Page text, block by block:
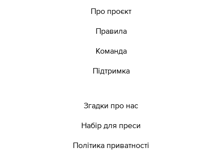
Про проєкт
Правила
Команда
Підтримка
Згадки про нас
Набір для преси
Політика приватності